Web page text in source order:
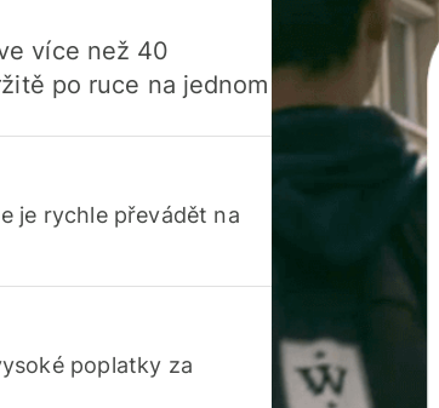
více než 40
po ruce na jednom
je rychle převádět na
poplatky za